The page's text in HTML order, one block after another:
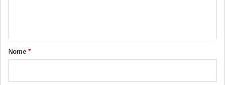
rNome *